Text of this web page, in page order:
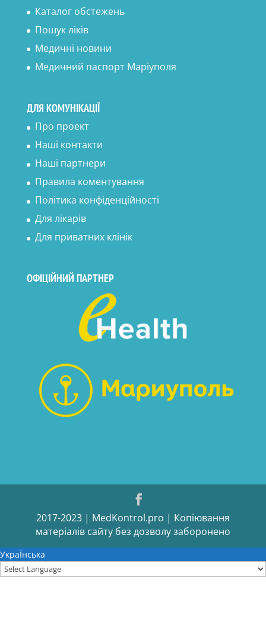
Каталог обстежень
Пошук ліків
Медичні новини
Медичний паспорт Маріуполя
ДЛЯ КОМУНІКАЦІЇ
Про проект
Наші контакти
Наші партнери
Правила коментування
Політика конфіденційності
Для лікарів
Для приватних клінік
ОФІЦІЙНИЙ ПАРТНЕР
2017-2023 | MedKontrol.pro | Копіювання
матеріалів сайту без дозволу заборонено
УкраЇнська